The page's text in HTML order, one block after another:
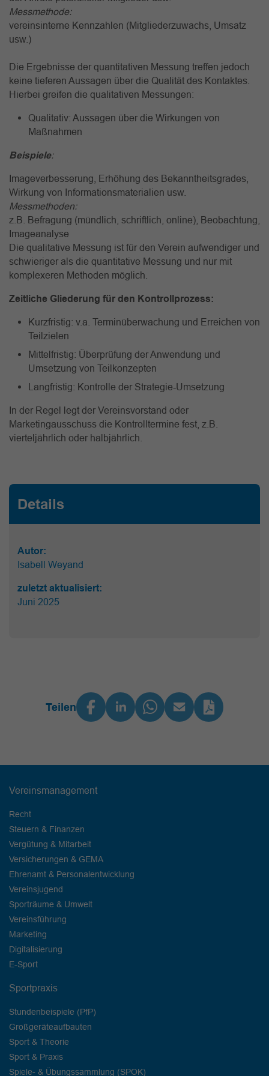
Messmethode:
vereinsinterne Kennzahlen (Mitgliederzuwachs, Umsatz
usw.)
Die Ergebnisse der quantitativen Messung treffen jedoch
keine tieferen Aussagen über die Qualität des Kontaktes.
Hierbei greifen die qualitativen Messungen:
Qualitativ: Aussagen über die Wirkungen von
Maßnahmen
Beispiele:
Imageverbesserung, Erhöhung des Bekanntheitsgrades,
Wirkung von Informationsmaterialien usw.
Messmethoden:
z.B. Befragung (mündlich, schriftlich, online), Beobachtung,
Imageanalyse
Die qualitative Messung ist für den Verein aufwendiger und
schwieriger als die quantitative Messung und nur mit
komplexeren Methoden möglich.
Zeitliche Gliederung für den Kontrollprozess:
Kurzfristig: v.a. Terminüberwachung und Erreichen von
Teilzielen
Mittelfristig: Überprüfung der Anwendung und
Umsetzung von Teilkonzepten
Langfristig: Kontrolle der Strategie-Umsetzung
In der Regel legt der Vereinsvorstand oder
Marketingausschuss die Kontrolltermine fest, z.B.
vierteljährlich oder halbjährlich.
Details
Autor:
Isabell Weyand
zuletzt aktualisiert:
Juni 2025
Teilen
Vereinsmanagement
Recht
Steuern & Finanzen
Vergütung & Mitarbeit
Versicherungen & GEMA
Ehrenamt & Personalentwicklung
Vereinsjugend
Sporträume & Umwelt
Vereinsführung
Marketing
Digitalisierung
E-Sport
Sportpraxis
Stundenbeispiele (PfP)
Großgeräteaufbauten
Sport & Theorie
Sport & Praxis
Spiele- & Übungssammlung (SPOK)